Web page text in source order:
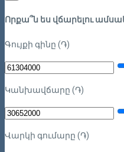
Որքա՞ն ես վճարելու
Գույքի գինը (֏)
Կանխավճարը (֏)
Վարկի գումարը (֏)